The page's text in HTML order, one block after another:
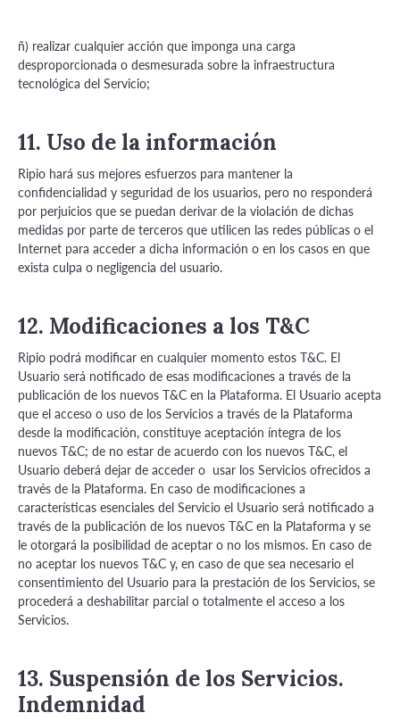
ñ) realizar cualquier acción que imponga una carga
desproporcionada o desmesurada sobre la infraestructura
tecnológica del Servicio;
11. Uso de la información
Ripio hará sus mejores esfuerzos para mantener la
confidencialidad y seguridad de los usuarios, pero no responderá
por perjuicios que se puedan derivar de la violación de dichas
medidas por parte de terceros que utilicen las redes públicas o el
Internet para acceder a dicha información o en los casos en que
exista culpa o negligencia del usuario.
12. Modificaciones a los T&C
Ripio podrá modificar en cualquier momento estos T&C. El
Usuario será notificado de esas modificaciones a través de la
publicación de los nuevos T&C en la Plataforma. El Usuario acepta
que el acceso o uso de los Servicios a través de la Plataforma
desde la modificación, constituye aceptación íntegra de los
nuevos T&C; de no estar de acuerdo con los nuevos T&C, el
Usuario deberá dejar de acceder o usar los Servicios ofrecidos a
través de la Plataforma. En caso de modificaciones a
características esenciales del Servicio el Usuario será notificado a
través de la publicación de los nuevos T&C en la Plataforma y se
le otorgará la posibilidad de aceptar o no los mismos. En caso de
no aceptar los nuevos T&C y, en caso de que sea necesario el
consentimiento del Usuario para la prestación de los Servicios, se
procederá a deshabilitar parcial o totalmente el acceso a los
Servicios.
13. Suspensión de los Servicios.
Indemnidad